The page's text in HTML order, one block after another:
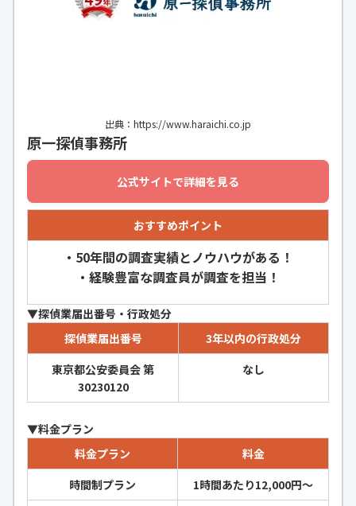
出典：https://www.haraichi.co.jp
原一探偵事務所
公式サイトで詳細を見る
おすすめポイント
・50年間の調査実績とノウハウがある！
・経験豊富な調査員が調査を担当！
▼探偵業届出番号・行政処分
探偵業届出番号
3年以内の行政処分
東京都公安委員会 第
30230120
なし
▼料金プラン
料金プラン
料金
時間制プラン
1時間あたり12,000円〜